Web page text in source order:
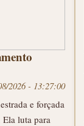
2026 - 13:27:00
e forçada
Ela luta para